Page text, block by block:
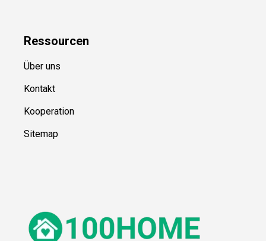
Ressourcen
Über uns
Kontakt
Kooperation
Sitemap